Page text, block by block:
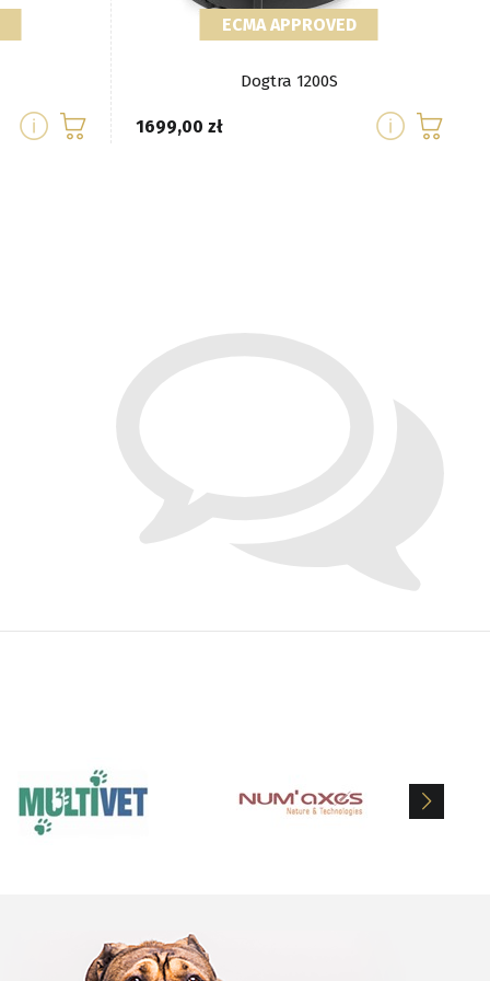
ECMA APPROVED
Dogtra 1200S
1699,00